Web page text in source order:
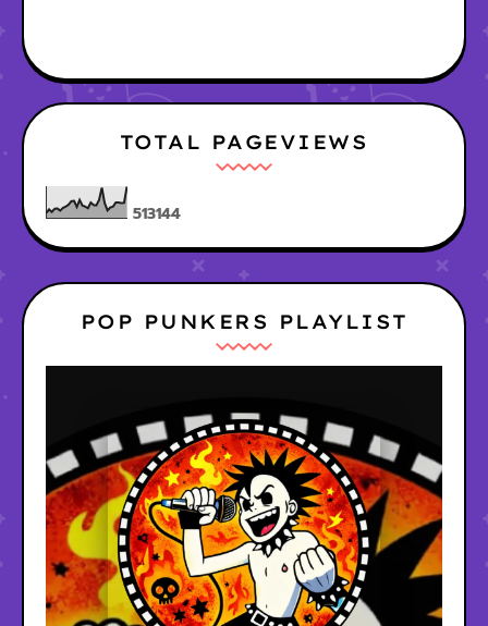
TOTAL PAGEVIEWS
513144
POP PUNKERS PLAYLIST